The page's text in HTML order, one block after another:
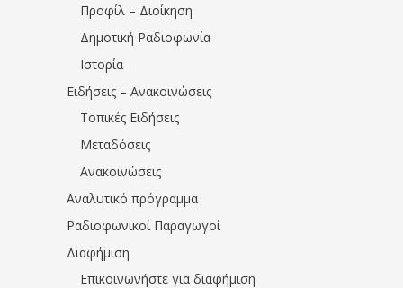
Προφίλ – Διοίκηση
Δημοτική Ραδιοφωνία
Ιστορία
Ειδήσεις – Ανακοινώσεις
Τοπικές Ειδήσεις
Μεταδόσεις
Ανακοινώσεις
Αναλυτικό πρόγραμμα
Ραδιοφωνικοί Παραγωγοί
Διαφήμιση
Επικοινωνήστε για διαφήμιση